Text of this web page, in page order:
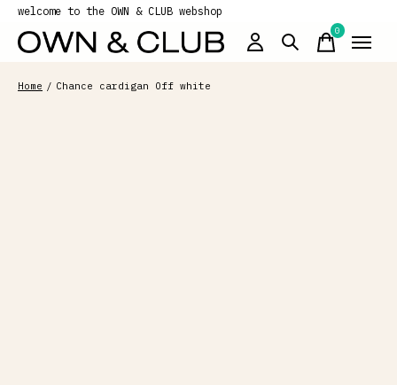
welcome to the OWN & CLUB webshop
0items
Home / Chance cardigan Off white